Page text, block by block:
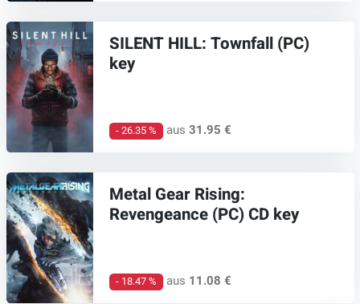
SILENT HILL: Townfall (PC)
key
- 26.35 % aus31.95 €
Metal Gear Rising:
Revengeance (PC) CD key
- 18.47 % aus 11.08 €